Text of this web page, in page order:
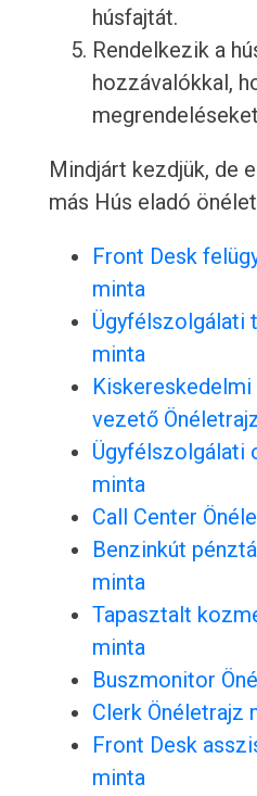
húsfajtát.
Rendelkezik a
hozzávalókkal,
Mindjárt kezdjük, de
más Hús eladó
Front Desk
minta
Ügyfélszolgálati
minta
vezető
Ügyfélszolgálati
minta
Call Center
Benzinkút
minta
Tapasztalt
minta
Buszmonitor
Clerk Önéletrajz
Front Desk
minta